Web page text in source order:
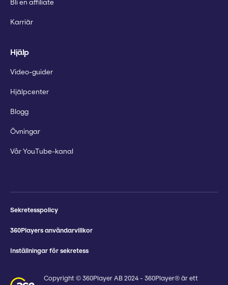
Bli en affiliate
Karriär
Hjälp
Video-guider
Hjälpcenter
Blogg
Övningar
Vår YouTube-kanal
Sekretesspolicy
360Players användarvillkor
Inställningar för sekretess
Copyright © 360Player AB 2024 - 360Player® är ett